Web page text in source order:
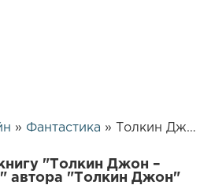
» Фантастика » Толкин Джон – Властелин колец | 25630
"Толкин Джон –
автора "Толкин Джон"